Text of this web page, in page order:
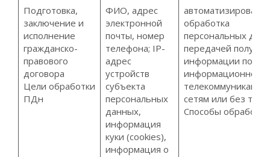
Подготовка,
заключение и
исполнение
гражданско-
правового
договора
Цели обработки
ПДн
ФИО, адрес
электронной
почты, номер
телефона; IP-
адрес
устройств
субъекта
персональных
данных,
информация
куки (cookies),
информация о
обработка
персональных
передачей
информации по
информационно-
сетям или без
Способы обработки